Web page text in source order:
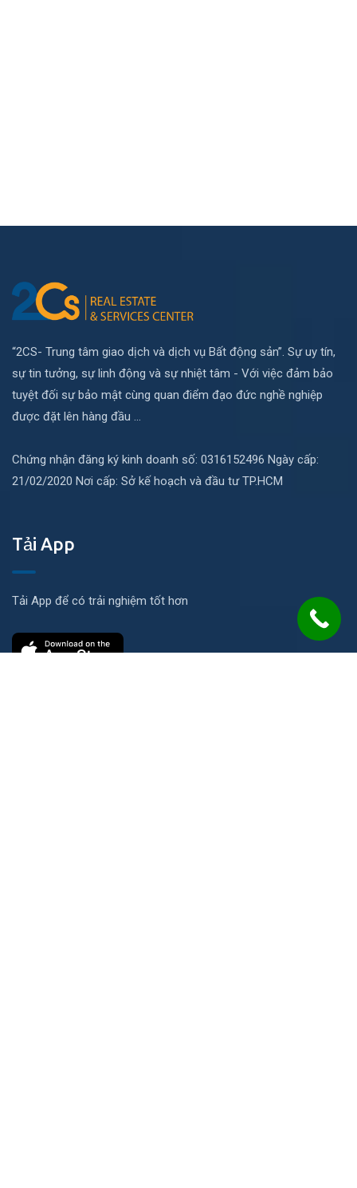
“2CS- Trung tâm giao dịch và dịch vụ Bất động sản”. Sự uy tín,
sự tin tưởng, sự linh động và sự nhiệt tâm - Với việc đảm bảo
tuyệt đối sự bảo mật cùng quan điểm đạo đức nghề nghiệp
được đặt lên hàng đầu ...
Chứng nhận đăng ký kinh doanh số: 0316152496 Ngày cấp:
21/02/2020 Nơi cấp: Sở kế hoạch và đầu tư TP.HCM
Tải App
Tải App để có trải nghiệm tốt hơn